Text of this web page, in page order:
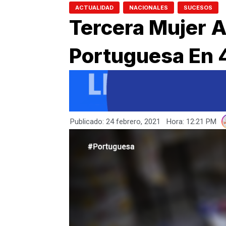
ACTUALIDAD NACIONALES SUCESOS
Tercera Mujer
Portuguesa En
Publicado: 24 febrero, 2021 Hora: 12:21 PM